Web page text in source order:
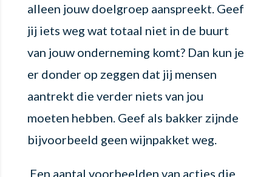
alleen jouw doelgroep aanspreekt. Geef
jij iets weg wat totaal niet in de buurt
van jouw onderneming komt? Dan kun je
er donder op zeggen dat jij mensen
aantrekt die verder niets van jou
moeten hebben. Geef als bakker zijnde
bijvoorbeeld geen wijnpakket weg.
Een aantal voorbeelden van acties die